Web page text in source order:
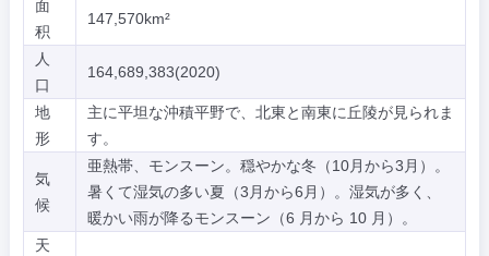
面
积
147,570km²
人
口
164,689,383(2020)
地
形
主に平坦な沖積平野で、北東と南東に丘陵が見られま
す。
気
候
亜熱帯、モンスーン。穏やかな冬（10月から3月）。
暑くて湿気の多い夏（3月から6月）。湿気が多く、
暖かい雨が降るモンスーン（6 月から 10 月）。
天